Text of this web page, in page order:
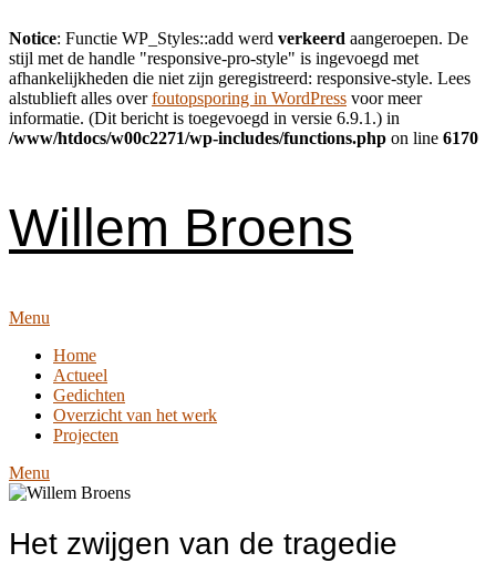
Notice: Functie WP_Styles::add werd verkeerd aangeroepen. De
stijl met de handle "responsive-pro-style" is ingevoegd met
afhankelijkheden die niet zijn geregistreerd: responsive-style. Lees
alstublieft alles overfoutopsporing in WordPress voor meer
informatie. (Dit bericht is toegevoegd in versie 6.9.1.) in
/www/htdocs/w00c2271/wp-includes/functions.php on line 6170
Willem Broens
Menu
Home
Actueel
Gedichten
Overzicht van het werk
Projecten
Menu
Het zwijgen van de tragedie